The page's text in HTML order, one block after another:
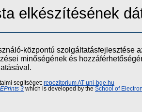
elkészítésének
központú szolgáltatásfejlesztése
minőségének és
segítséget: repozitorium AT uni-bge.hu
EPrints 3 which is developed by the School of